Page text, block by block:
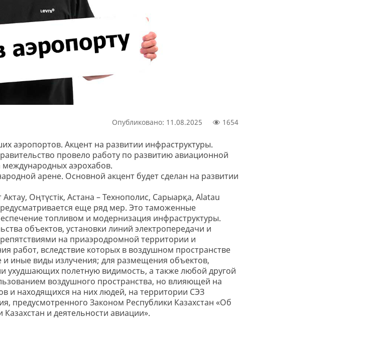
Опубликовано: 11.08.2025 1654
аэропортов. Акцент на развитии инфраструктуры.
провело работу по развитию авиационной
международных аэрохабов.
арене. Основной акцент будет сделан на развитии
Оңтүстік, Астана – Технополис, Сарыарқа, Alatau
еще ряд мер. Это таможенные
топливом и модернизация инфраструктуры.
объектов, установки линий электропередачи и
на приаэродромной территории и
работ, вследствие которых в воздушном пространстве
и иные виды излучения; для размещения объектов,
ухудшающих полетную видимость, а также любой другой
воздушного пространства, но влияющей на
и находящихся на них людей, на территории СЭЗ
предусмотренного Законом Республики Казахстан «Об
и деятельности авиации».